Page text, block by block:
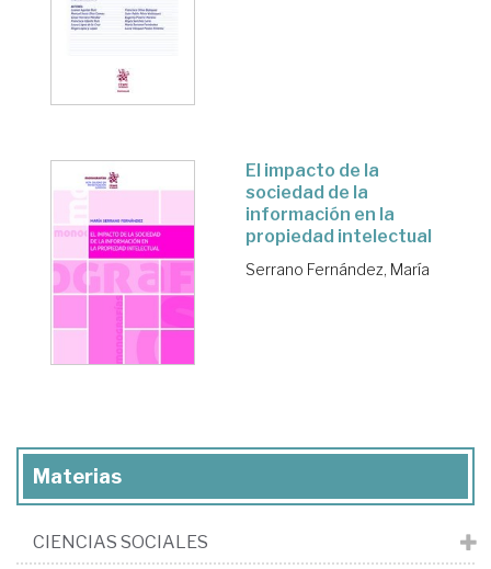
El impacto de la
sociedad de la
información en la
propiedad intelectual
Serrano Fernández, María
Materias
CIENCIAS SOCIALES